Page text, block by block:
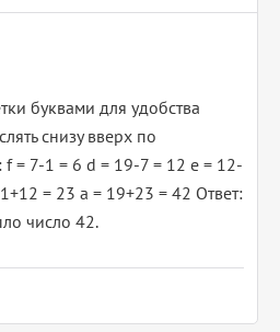
буквами для удобства
снизу вверх по
= 7-1 = 6 d = 19-7 = 12 e = 12-
= 23 a = 19+23 = 42 Ответ:
число 42.